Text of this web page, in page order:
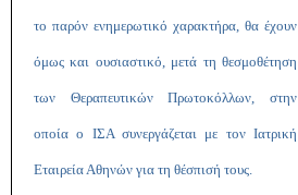
το παρόν ενημερωτικό χαρακτήρα, θα έχουν
όμως και ουσιαστικό, μετά τη θεσμοθέτηση
των Θεραπευτικών Πρωτοκόλλων, στην
οποία ο ΙΣΑ συνεργάζεται με τον Ιατρική
Εταιρεία Αθηνών για τη θέσπισή τους.